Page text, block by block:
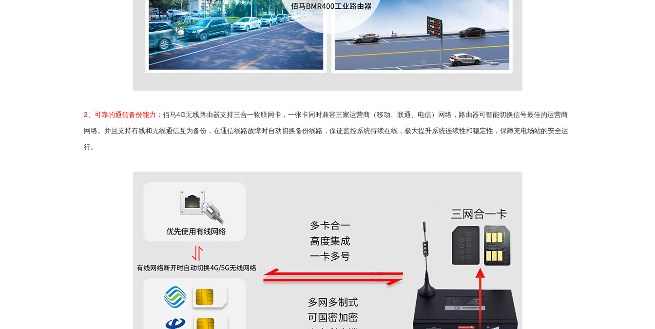
2、可靠的通信备份能力： 佰马4G无线路由器支持三合一物联网卡，一张卡同时兼容三家运营商（移动、联通、电信）网络，路由器可智能切换信号最佳的运营商
网络。并且支持有线和无线通信互为备份，在通信线路故障时自动切换备份线路，保证监控系统持续在线，极大提升系统连续性和稳定性，保障充电场站的安全运
行。